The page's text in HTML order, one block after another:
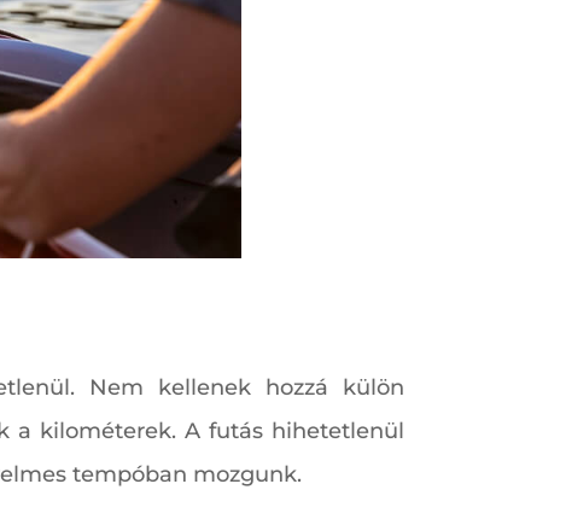
Nem kellenek hozzá külön
a kilométerek. A futás hihetetlenül
tempóban mozgunk.